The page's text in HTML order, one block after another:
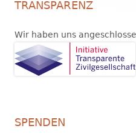
TRANSPARENZ
Wir haben uns
SPENDEN